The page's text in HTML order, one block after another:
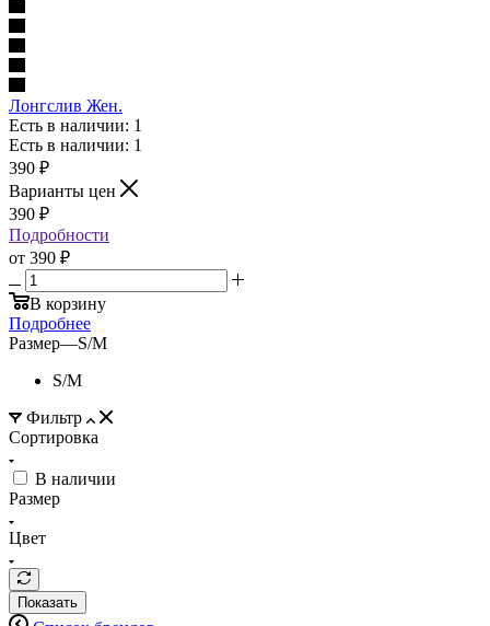
Лонгслив Жен.
Есть в наличии: 1
Есть в наличии: 1
390 ₽
Варианты цен
390 ₽
Подробности
от 390 ₽
В корзину
Подробнее
Размер—S/M
S/M
Фильтр
Сортировка
В наличии
Размер
Цвет
Показать